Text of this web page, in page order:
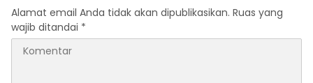
Alamat email Anda tidak akan dipublikasikan. Ruas yang
wajib ditandai *